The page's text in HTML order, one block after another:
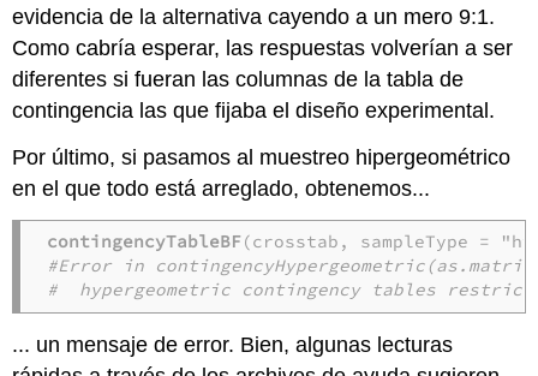
evidencia de la alternativa cayendo a un mero 9:1.
Como cabría esperar, las respuestas volverían a ser
diferentes si fueran las columnas de la tabla de
contingencia las que fijaba el diseño experimental.
Por último, si pasamos al muestreo hipergeométrico
en el que todo está arreglado, obtenemos...
contingencyTableBF
#Error in
#  hypergeometric contingency tables
... un mensaje de error. Bien, algunas lecturas